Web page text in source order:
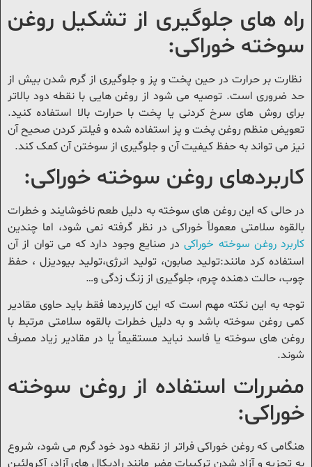
های جلوگیری از تشکیل روغن
خوراکی:
بر حرارت در حین پخت و پز و جلوگیری از گرم شدن بیش از
ضروری است. توصیه می شود از روغن هایی با نقطه دود بالاتر
روش های سرخ کردنی یا پخت با حرارت بالا استفاده کنید.
منظم روغن پخت و پز استفاده شده و فیلتر کردن صحیح آن
می تواند به حفظ کیفیت آن و جلوگیری از سوختن آن کمک کند.
روغن سوخته خوراکی:
حالی که این روغن های سوخته به دلیل طعم ناخوشایند و خطرات
سلامتی معمولاً خوراکی در نظر گرفته نمی شود، اما چندین
روغن سوخته خوراکیدر صنایع وجود دارد که می توان از آن
کرد مانند:تولید صابون، تولید انرژی،تولید بیودیزل ، حفظ
حالت دهنده چرم، جلوگیری از زنگ زدگی و…
به این نکته مهم است که این کاربردها فقط باید حاوی مقادیر
روغن سوخته باشد و به دلیل خطرات بالقوه سلامتی مرتبط با
های سوخته یا فاسد نباید مستقیماً یا در مقادیر زیاد مصرف
استفاده از روغن سوخته
که روغن خوراکی فراتر از نقطه دود خود گرم می شود، شروع
تجزیه و آزاد شدن ترکیبات مضر مانند رادیکال های آزاد، آکرولئین